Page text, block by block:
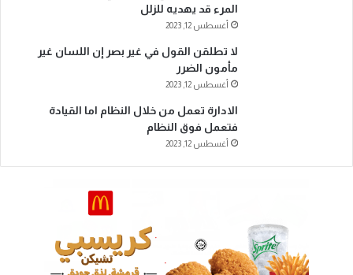
المرء قد يهديه للزلل
أغسطس 12, 2023
لا تطلقن القول في غير بصر إن اللسان غير
مأمون الضرر
أغسطس 12, 2023
الادارة تعمل من خلال النظام اما القيادة
فتعمل فوق النظام
أغسطس 12, 2023